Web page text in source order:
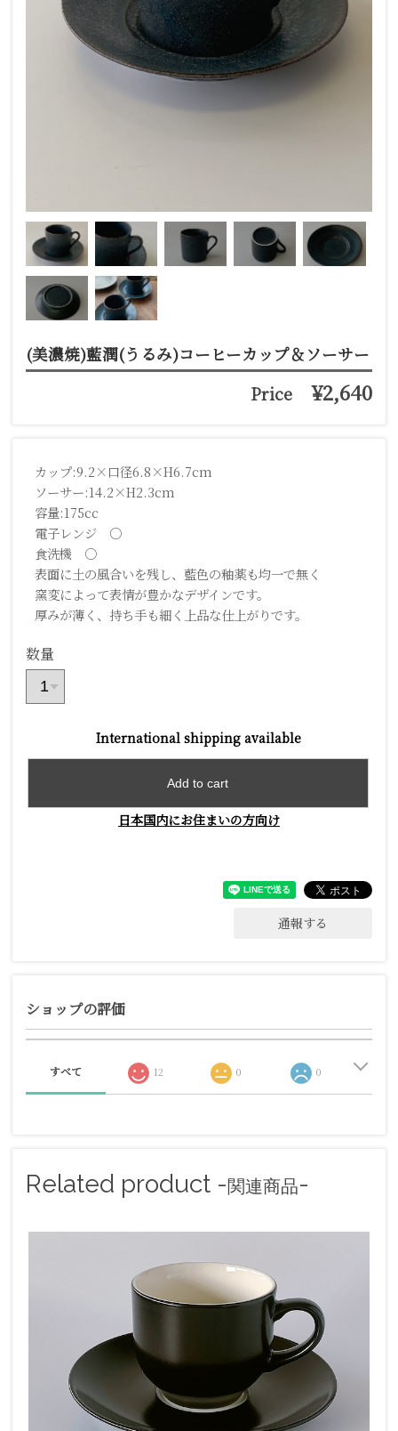
(美濃焼)藍潤(うるみ)コーヒーカップ＆ソーサー
Price ¥2,640
カップ:9.2×口径6.8×H6.7cm
ソーサー:14.2×H2.3cm
容量:175cc
電子レンジ ○
食洗機 ○
表面に土の風合いを残し、藍色の釉薬も均一で無く
窯変によって表情が豊かなデザインです。
厚みが薄く、持ち手も細く上品な仕上がりです。
数量
International shipping available
Add to cart
日本国内にお住まいの方向け
通報する
ショップの評価
すべて 12 0 0
Related product -関連商品-